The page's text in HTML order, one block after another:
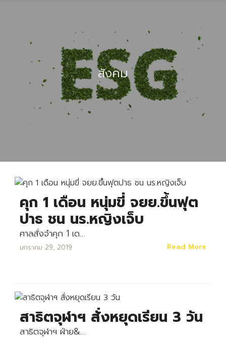
สังคม
คุก 1 เดือน หนุ่มขี่ จยย.ขึ้นฟุต
ปาธ ชน นร.หญิงเจ็บ
ศาลสั่งจำคุก 1 เด…
มกราคม 29, 2019 Read More
สาธิตจุฬาฯ สั่งหยุดเรียน 3 วัน
สาธิตจุฬาฯ ฝ่าย&…